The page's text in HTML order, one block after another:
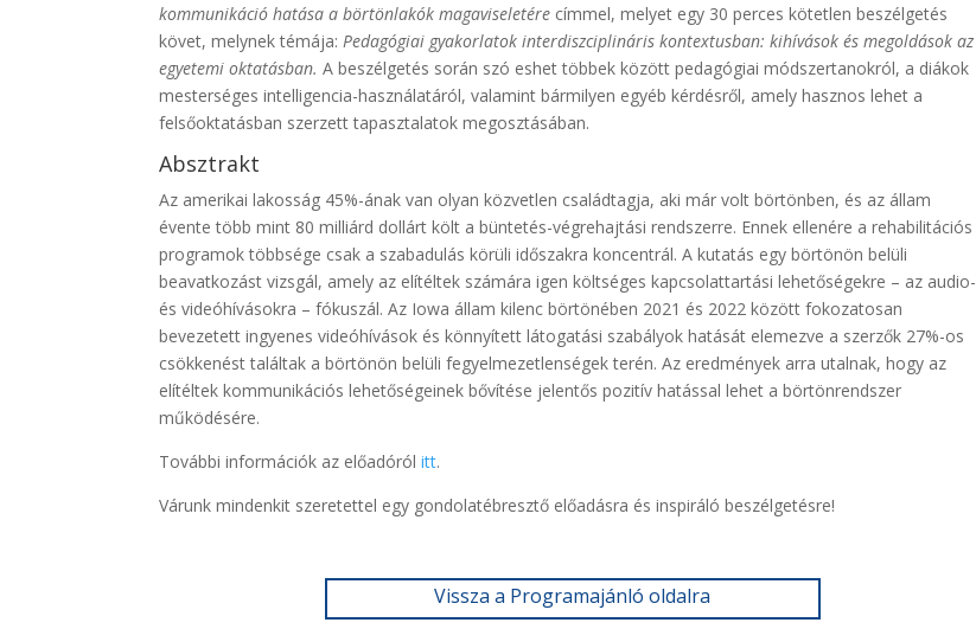
kommunikáció hatása a börtönlakók magaviseletére címmel, melyet egy 30 perces kötetlen beszélgetés
követ, melynek témája:Pedagógiai gyakorlatok interdiszciplináris kontextusban: kihívások és megoldások az
egyetemi oktatásban.A beszélgetés során szó eshet többek között pedagógiai módszertanokról, a diákok
mesterséges intelligencia-használatáról, valamint bármilyen egyéb kérdésről, amely hasznos lehet a
felsőoktatásban szerzett tapasztalatok megosztásában.
Absztrakt
Az amerikai lakosság 45%-ának van olyan közvetlen családtagja, aki már volt börtönben, és az állam
évente több mint 80 milliárd dollárt költ a büntetés-végrehajtási rendszerre. Ennek ellenére a rehabilitációs
programok többsége csak a szabadulás körüli időszakra koncentrál. A kutatás egy börtönön belüli
beavatkozást vizsgál, amely az elítéltek számára igen költséges kapcsolattartási lehetőségekre – az audio-
és videóhívásokra – fókuszál. Az Iowa állam kilenc börtönében 2021 és 2022 között fokozatosan
bevezetett ingyenes videóhívások és könnyített látogatási szabályok hatását elemezve a szerzők 27%-os
csökkenést találtak a börtönön belüli fegyelmezetlenségek terén. Az eredmények arra utalnak, hogy az
elítéltek kommunikációs lehetőségeinek bővítése jelentős pozitív hatással lehet a börtönrendszer
működésére.
További információk az előadórólitt.
Várunk mindenkit szeretettel egy gondolatébresztő előadásra és inspiráló beszélgetésre!
Vissza a Programajánló oldalra